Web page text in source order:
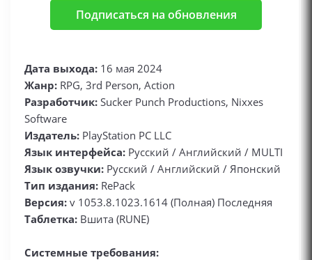
Подписаться на обновления
Дата выхода: 16 мая 2024
Жанр: RPG, 3rd Person, Action
Разработчик: Sucker Punch Productions, Nixxes
Software
Издатель: PlayStation PC LLC
Язык интерфейса: Русский / Английский / MULTI
Язык озвучки: Русский / Английский / Японский
Тип издания: RePack
Версия: v 1053.8.1023.1614 (Полная) Последняя
Таблетка: Вшита (RUNE)
Системные требования: